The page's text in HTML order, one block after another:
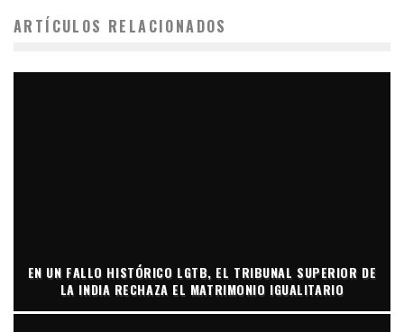
ARTÍCULOS RELACIONADOS
EN UN FALLO HISTÓRICO LGTB, EL TRIBUNAL SUPERIOR DE
LA INDIA RECHAZA EL MATRIMONIO IGUALITARIO